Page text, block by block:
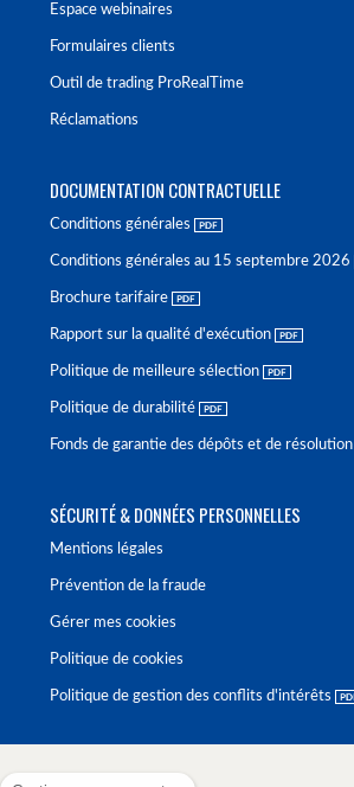
Espace webinaires
Formulaires clients
Outil de trading ProRealTime
Réclamations
DOCUMENTATION CONTRACTUELLE
Conditions générales
Conditions générales au 15 septembre 2026
Brochure tarifaire
Rapport sur la qualité d'exécution
Politique de meilleure sélection
Politique de durabilité
Fonds de garantie des dépôts et de résolution
SÉCURITÉ & DONNÉES PERSONNELLES
Mentions légales
Prévention de la fraude
Gérer mes cookies
Politique de cookies
Politique de gestion des conflits d'intérêts